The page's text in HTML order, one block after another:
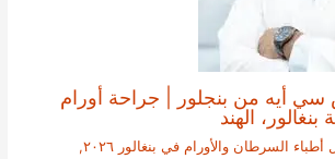
سي أيه من بنجلور | جراحة أورام
بنغالور، الهند
السرطان والأورام في بنغالور ٢٠٢٦
,